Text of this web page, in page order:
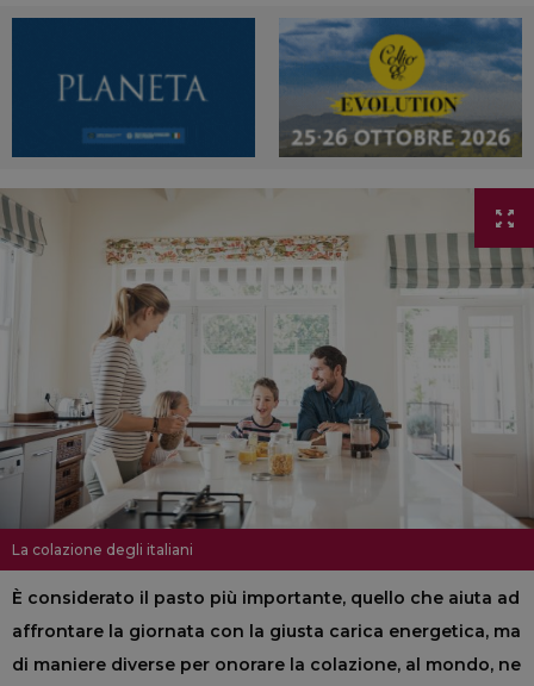
La colazione degli italiani
È considerato il pasto più importante, quello che aiuta ad
affrontare la giornata con la giusta carica energetica, ma
di maniere diverse per onorare la colazione, al mondo, ne